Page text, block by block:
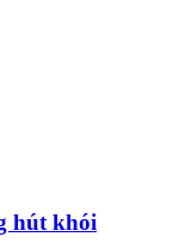
hút khói